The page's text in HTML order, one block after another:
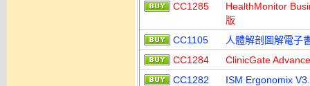
CC1285
HealthMonitor
版
CC1105
人體解剖圖解電子
CC1284
ClinicGate
CC1282
ISM Ergonomix